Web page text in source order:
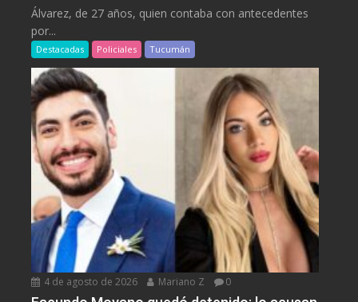
Álvarez, de 27 años, quien contaba con antecedentes
por...
Destacadas Policiales Tucumán
4 de agosto de 2026 Mariano Z 0